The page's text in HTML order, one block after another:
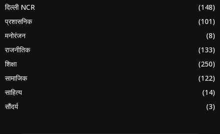
दिल्ली NCR
(148)
प्रशासनिक
(101)
मनोरंजन
(8)
राजनीतिक
(133)
शिक्षा
(250)
सामाजिक
(122)
साहित्य
(14)
सौंदर्य
(3)